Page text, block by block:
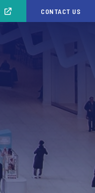
CONTACT US